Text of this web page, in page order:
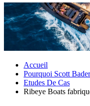
Accueil
Pourquoi Scott Bader
Etudes De Cas
Ribeye Boats